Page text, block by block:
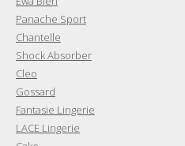
Panache Sport
Chantelle
Shock Absorber
Cleo
Gossard
Fantasie Lingerie
LACE Lingerie